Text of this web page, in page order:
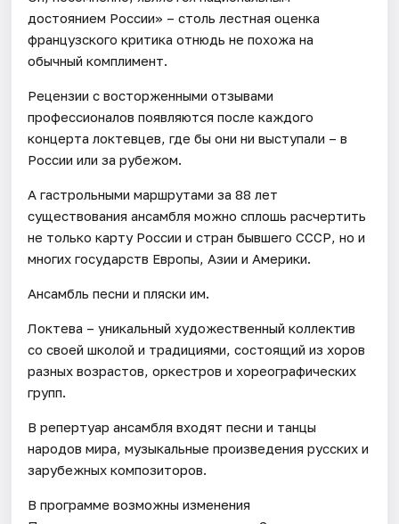
достоянием России» – столь лестная оценка
французского критика отнюдь не похожа на
обычный комплимент.
Рецензии с восторженными отзывами
профессионалов появляются после каждого
концерта локтевцев, где бы они ни выступали – в
России или за рубежом.
А гастрольными маршрутами за 88 лет
существования ансамбля можно сплошь расчертить
не только карту России и стран бывшего СССР, но и
многих государств Европы, Азии и Америки.
Ансамбль песни и пляски им.
Локтева – уникальный художественный коллектив
со своей школой и традициями, состоящий из хоров
разных возрастов, оркестров и хореографических
групп.
В репертуар ансамбля входят песни и танцы
народов мира, музыкальные произведения русских и
зарубежных композиторов.
В программе возможны изменения